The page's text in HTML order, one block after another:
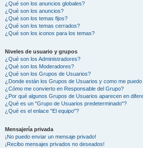
¿Qué son los anuncios globales?
¿Qué son los anuncios?
¿Qué son los temas fijos?
¿Qué son los temas cerrados?
¿Qué son los iconos para los temas?
Niveles de usuario y grupos
¿Qué son los Administradores?
¿Qué son los Moderadores?
¿Qué son los Grupos de Usuarios?
¿Donde están los Grupos de Usuarios y como me puedo
¿Cómo me convierto en Responsable del Grupo?
¿Por qué algunos Grupos de Usuarios aparecen en
¿Qué es un "Grupo de Usuarios predeterminado"?
¿Qué es el enlace "El equipo"?
Mensajería privada
¡No puedo enviar un mensaje privado!
¡Recibo mensajes privados no deseados!